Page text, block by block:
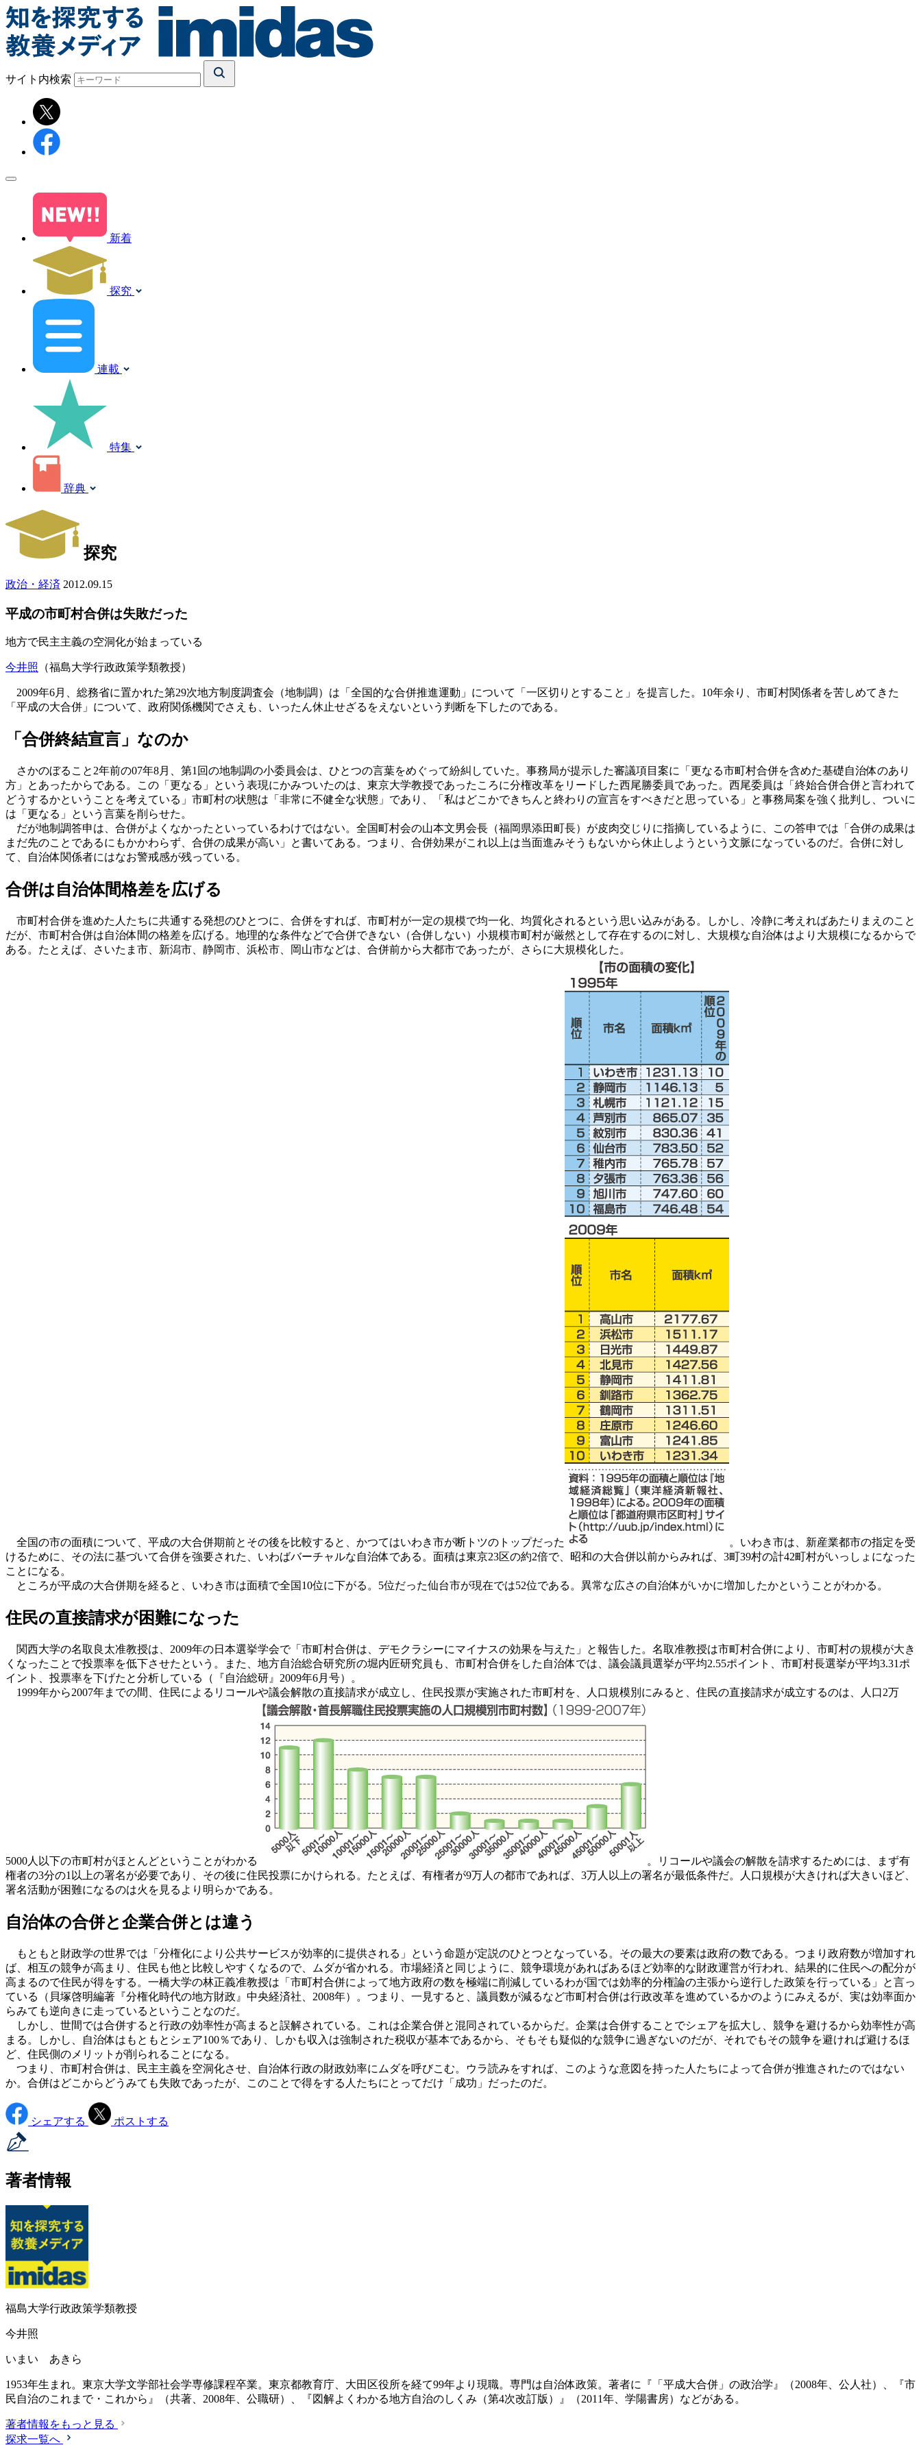
サイト内検索
新着
探究
連載
特集
辞典
探究
政治・経済 2012.09.15
平成の市町村合併は失敗だった
地方で民主主義の空洞化が始まっている
今井照 （福島大学行政政策学類教授）
2009年6月、総務省に置かれた第29次地方制度調査会（地制調）は「全国的な合併推進運動」について「一区切りとすること」を提言した。10年余り、市町村関係者を苦しめてきた
「平成の大合併」について、政府関係機関でさえも、いったん休止せざるをえないという判断を下したのである。
「合併終結宣言」なのか
さかのぼること2年前の07年8月、第1回の地制調の小委員会は、ひとつの言葉をめぐって紛糾していた。事務局が提示した審議項目案に「更なる市町村合併を含めた基礎自治体のあり
方」とあったからである。この「更なる」という表現にかみついたのは、東京大学教授であったころに分権改革をリードした西尾勝委員であった。西尾委員は「終始合併合併と言われて
どうするかということを考えている」市町村の状態は「非常に不健全な状態」であり、「私はどこかできちんと終わりの宣言をすべきだと思っている」と事務局案を強く批判し、ついに
は「更なる」という言葉を削らせた。
だが地制調答申は、合併がよくなかったといっているわけではない。全国町村会の山本文男会長（福岡県添田町長）が皮肉交じりに指摘しているように、この答申では「合併の成果は
まだ先のことであるにもかかわらず、合併の成果が高い」と書いてある。つまり、合併効果がこれ以上は当面進みそうもないから休止しようという文脈になっているのだ。合併に対し
て、自治体関係者にはなお警戒感が残っている。
合併は自治体間格差を広げる
市町村合併を進めた人たちに共通する発想のひとつに、合併をすれば、市町村が一定の規模で均一化、均質化されるという思い込みがある。しかし、冷静に考えればあたりまえのこと
だが、市町村合併は自治体間の格差を広げる。地理的な条件などで合併できない（合併しない）小規模市町村が厳然として存在するのに対し、大規模な自治体はより大規模になるからで
ある。たとえば、さいたま市、新潟市、静岡市、浜松市、岡山市などは、合併前から大都市であったが、さらに大規模化した。
全国の市の面積について、平成の大合併期前とその後を比較すると、かつてはいわき市が断トツのトップだった
。いわき市は、新産業都市の指定を受
けるために、その法に基づいて合併を強要された、いわばバーチャルな自治体である。面積は東京23区の約2倍で、昭和の大合併以前からみれば、3町39村の計42町村がいっしょになった
ことになる。
ところが平成の大合併期を経ると、いわき市は面積で全国10位に下がる。5位だった仙台市が現在では52位である。異常な広さの自治体がいかに増加したかということがわかる。
住民の直接請求が困難になった
関西大学の名取良太准教授は、2009年の日本選挙学会で「市町村合併は、デモクラシーにマイナスの効果を与えた」と報告した。名取准教授は市町村合併により、市町村の規模が大き
くなったことで投票率を低下させたという。また、地方自治総合研究所の堀内匠研究員も、市町村合併をした自治体では、議会議員選挙が平均2.55ポイント、市町村長選挙が平均3.31ポ
イント、投票率を下げたと分析している（『自治総研』2009年6月号）。
1999年から2007年までの間、住民によるリコールや議会解散の直接請求が成立し、住民投票が実施された市町村を、人口規模別にみると、住民の直接請求が成立するのは、人口2万
5000人以下の市町村がほとんどということがわかる
。リコールや議会の解散を請求するためには、まず有
権者の3分の1以上の署名が必要であり、その後に住民投票にかけられる。たとえば、有権者が9万人の都市であれば、3万人以上の署名が最低条件だ。人口規模が大きければ大きいほど、
署名活動が困難になるのは火を見るより明らかである。
自治体の合併と企業合併とは違う
もともと財政学の世界では「分権化により公共サービスが効率的に提供される」という命題が定説のひとつとなっている。その最大の要素は政府の数である。つまり政府数が増加すれ
ば、相互の競争が高まり、住民も他と比較しやすくなるので、ムダが省かれる。市場経済と同じように、競争環境があればあるほど効率的な財政運営が行われ、結果的に住民への配分が
高まるので住民が得をする。一橋大学の林正義准教授は「市町村合併によって地方政府の数を極端に削減しているわが国では効率的分権論の主張から逆行した政策を行っている」と言っ
ている（貝塚啓明編著『分権化時代の地方財政』中央経済社、2008年）。つまり、一見すると、議員数が減るなど市町村合併は行政改革を進めているかのようにみえるが、実は効率面か
らみても逆向きに走っているということなのだ。
しかし、世間では合併すると行政の効率性が高まると誤解されている。これは企業合併と混同されているからだ。企業は合併することでシェアを拡大し、競争を避けるから効率性が高
まる。しかし、自治体はもともとシェア100％であり、しかも収入は強制された税収が基本であるから、そもそも疑似的な競争に過ぎないのだが、それでもその競争を避ければ避けるほ
ど、住民側のメリットが削られることになる。
つまり、市町村合併は、民主主義を空洞化させ、自治体行政の財政効率にムダを呼びこむ。ウラ読みをすれば、このような意図を持った人たちによって合併が推進されたのではない
か。合併はどこからどうみても失敗であったが、このことで得をする人たちにとってだけ「成功」だったのだ。
シェアする ポストする
著者情報
福島大学行政政策学類教授
今井照
いまい あきら
1953年生まれ。東京大学文学部社会学専修課程卒業。東京都教育庁、大田区役所を経て99年より現職。専門は自治体政策。著者に『「平成大合併」の政治学』（2008年、公人社）、『市
民自治のこれまで・これから』（共著、2008年、公職研）、『図解よくわかる地方自治のしくみ（第4次改訂版）』（2011年、学陽書房）などがある。
著者情報をもっと見る
探求一覧へ